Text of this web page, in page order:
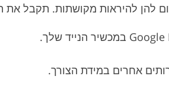
להיראות מקושתות. תקבל את
אחרים במידת הצורך.